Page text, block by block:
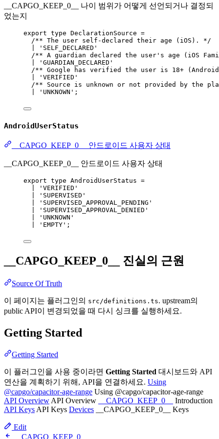
__CAPGO_KEEP_0__ 나이 범위가 어떻게 선언되거나 결정되
었는지
export type DeclarationSource =
/** The user self-declared their age (iOS). */
'SELF_DECLARED'
/** A guardian declared the user's age (iOS
'GUARDIAN_DECLARED'
/** Google has verified the user is 18+
'VERIFIED'
/** Source is unknown or not provided by the
'UNKNOWN' ;
AndroidUserStatus
__CAPGO_KEEP_0__ 안드로이드 사용자 상태
__CAPGO_KEEP_0__ 안드로이드 사용자 상태
export type AndroidUserStatus =
'VERIFIED'
'SUPERVISED'
'SUPERVISED_APPROVAL_PENDING'
'SUPERVISED_APPROVAL_DENIED'
'UNKNOWN'
'EMPTY' ;
__CAPGO_KEEP_0__ 진실의 근원
Source Of Truth
이 페이지는 플러그인의 src/definitions.ts. upstream의
public API이 변경되었을 때 다시 싱크를 실행하세요.
Getting Started
Getting Started
이 플러그인을 사용 중이라면 Getting Started 대시보드와 API
연산을 계획하기 위해, API을 연결하세요. Using
@capgo/capacitor-age-range Using @capgo/capacitor-age-range
API Overview API Overview __CAPGO_KEEP_0__
Introduction
API Keys API Keys Devices __CAPGO_KEEP_0__ Keys
Edit
__CAPGO_KEEP_0__